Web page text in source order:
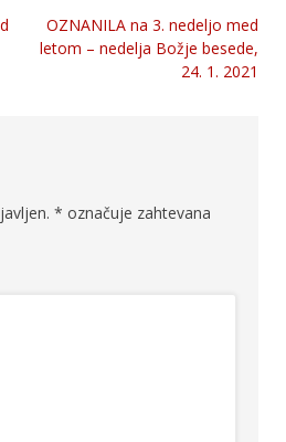
OZNANILA na 3. nedeljo med
letom – nedelja Božje besede,
24. 1. 2021
* označuje zahtevana